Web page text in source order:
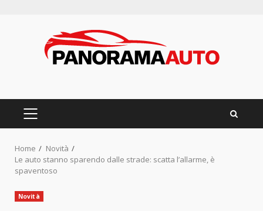
PRIMARY
Home
Novità
Le auto stanno sparendo dalle strade: scatta l’allarme, è
spaventoso
Novità